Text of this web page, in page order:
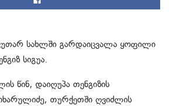
სახლში გარდაიცვალა ყოფილი
სიგუა.
წინ, დაიღუპა თენგიზის
თურქეთში ღვიძლის